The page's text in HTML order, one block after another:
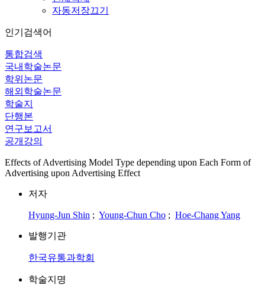
자동저장끄기
인기검색어
통합검색
국내학술논문
학위논문
해외학술논문
학술지
단행본
연구보고서
공개강의
Effects of Advertising Model Type depending upon Each Form of
Advertising upon Advertising Effect
저자
Hyung-Jun Shin ; Young-Chun Cho ; Hoe-Chang Yang
발행기관
한국유통과학회
학술지명